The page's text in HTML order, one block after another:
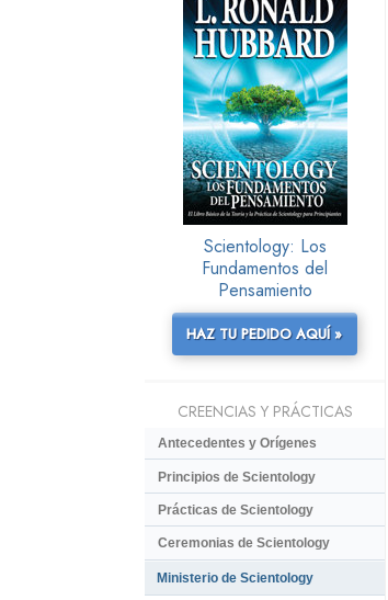
Scientology: Los
Fundamentos del
Pensamiento
HAZ TU PEDIDO AQUÍ »
CREENCIAS Y PRÁCTICAS
Antecedentes y Orígenes
Principios de Scientology
Prácticas de Scientology
Ceremonias de Scientology
Ministerio de Scientology